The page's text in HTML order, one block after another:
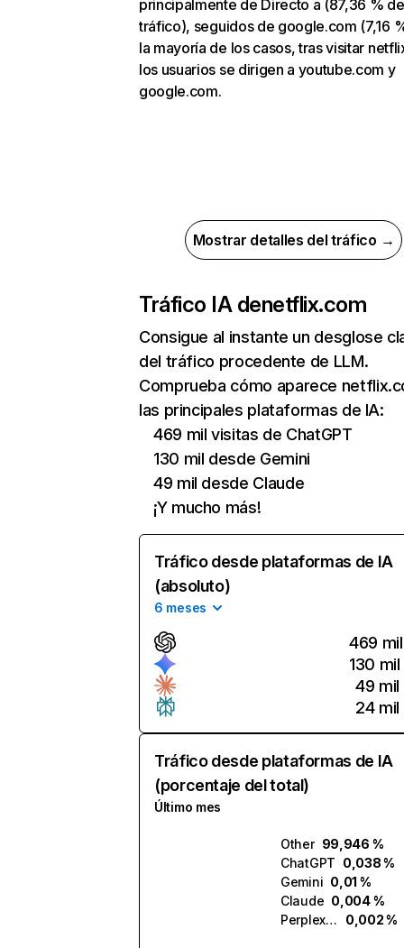
principalmente de Directo a (87,36 % de
tráfico), seguidos de google.com (7,16
la mayoría de los casos, tras visitar
los usuarios se dirigen a youtube.com y
google.com.
Mostrar detalles del tráfico →
Tráfico IA denetflix.com
Consigue al instante un desglose
del tráfico procedente de LLM.
Comprueba cómo aparece
las principales plataformas de IA:
469 mil visitas de ChatGPT
130 mil desde Gemini
49 mil desde Claude
¡Y mucho más!
Tráfico desde plataformas de IA
(absoluto)
6 meses
469 mil
130 mil
49 mil
24 mil
Tráfico desde plataformas de IA
(porcentaje del total)
Último mes
Other 99,946 %
ChatGPT 0,038 %
Gemini 0,01 %
Claude 0,004 %
Perplexity
0,002 %